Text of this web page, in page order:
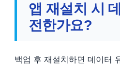
앱 재설치 시
전한가요?
백업 후 재설치하면 데이터